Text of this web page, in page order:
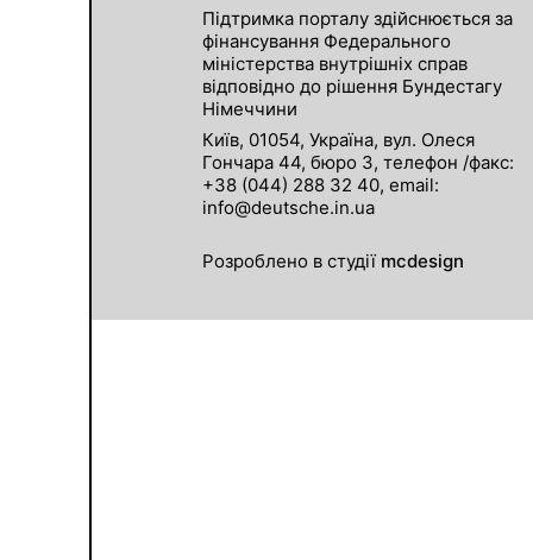
Підтримка порталу здійснюється за
фінансування Федерального
міністерства внутрішніх справ
відповідно до рішення Бундестагу
Німеччини
Київ, 01054, Україна, вул. Олеся
Гончара 44, бюро 3, телефон /факс:
+38 (044) 288 32 40, email:
info@deutsche.in.ua
Розроблено в студії mcdesign